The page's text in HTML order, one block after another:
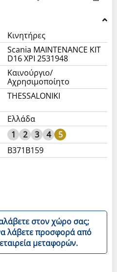
Κινητήρες
Scania MAINTENANCE KIT
D16 XPI 2531948
Καινούργιο/
Αχρησιμοποίητο
THESSALONIKI
Ελλάδα
1 2 3 4
5
B371B159
στον χώρο σας;
λάβετε προσφορά από
μεταφορών.